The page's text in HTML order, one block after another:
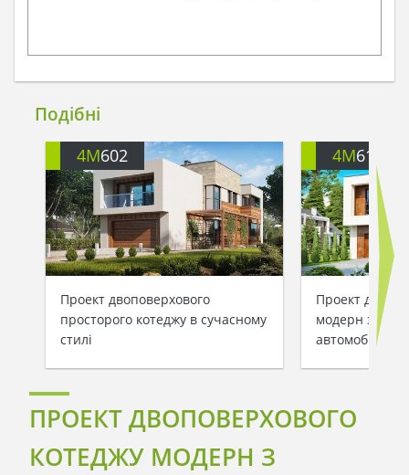
Подібні
4M602
Проект двоповерхового
просторого котеджу в сучасному
стилі
4M612
Проект
модерн з
автомобілів
ПРОЕКТ ДВОПОВЕРХОВОГО
КОТЕДЖУ МОДЕРН З